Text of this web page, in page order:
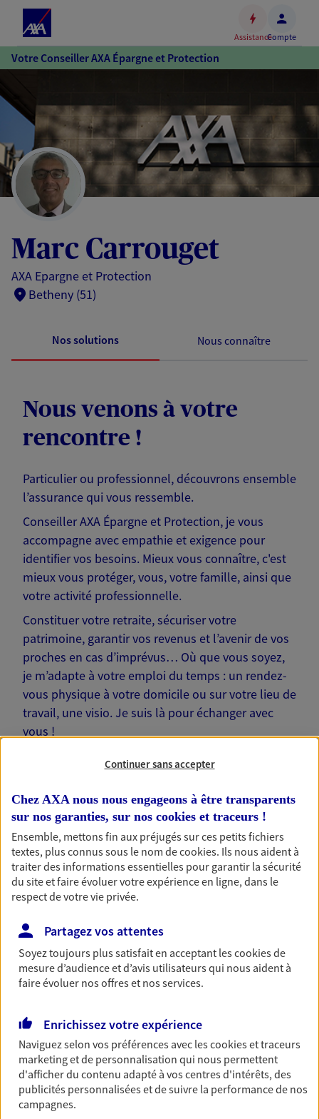
Accéder
au
Accéder
au
pied
de
page
AssistanceCompte
Votre Conseiller AXA Épargne et Protection
Marc Carrouget
AXA Epargne et Protection
Betheny (51)
Nos solutions Nous connaître
Nous venons à votre
rencontre !
Particulier ou professionnel, découvrons ensemble
l’assurance qui vous ressemble.
Conseiller AXA Épargne et Protection, je vous
accompagne avec empathie et exigence pour
identifier vos besoins. Mieux vous connaître, c'est
mieux vous protéger, vous, votre famille, ainsi que
votre activité professionnelle.
Constituer votre retraite, sécuriser votre
patrimoine, garantir vos revenus et l’avenir de vos
proches en cas d’imprévus… Où que vous soyez,
je m’adapte à votre emploi du temps : un rendez-
vous physique à votre domicile ou sur votre lieu de
travail, une visio. Je suis là pour échanger avec
vous !
Nos offres phares
Épargne
Réalisez vos projets grâce à votre épargne : achat
immobilier, études des enfants ou voyage autour
du monde… Épargnez à votre rythme et
simplement, selon votre profil.
Découvrir les offres Épargne
Retraite
Préparez sereinement ce nouveau chapitre de
votre vie avec les conseils d'un expert. Découvrez
notre solution PER (Plan Epargne Retraite)
spécialement conçue pour la retraite.
Continuer sans accepter
Chez AXA nous nous engageons à être transparents
sur nos garanties, sur nos cookies et traceurs !
Ensemble, mettons fin aux préjugés sur ces petits fichiers
textes, plus connus sous le nom decookies. Ils nous aident à
traiter des informations essentielles pour garantir la sécurité
du site et faire évoluer votre expérience en ligne, dans le
respect de votre vie privée.
Partagez vos attentes
Soyez toujours plus satisfait en acceptant lescookiesde
mesure d’audience et d’avis utilisateurs qui nous aident à
faire évoluer nos offres et nos services.
Enrichissez votre expérience
Naviguez selon vos préférences avec lescookies et traceurs
marketing et de personnalisation qui nous permettent
d'afficher du contenu adapté à vos centres d'intérêts, des
publicités personnalisées et de suivre la performance de nos
campagnes.